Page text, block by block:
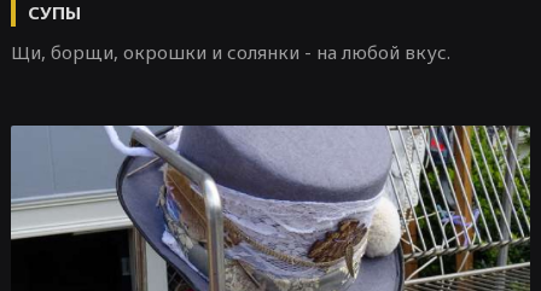
СУПЫ
Щи, борщи, окрошки и солянки - на любой вкус.